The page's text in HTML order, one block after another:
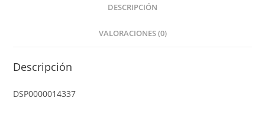
DESCRIPCIÓN
VALORACIONES (0)
Descripción
DSP0000014337